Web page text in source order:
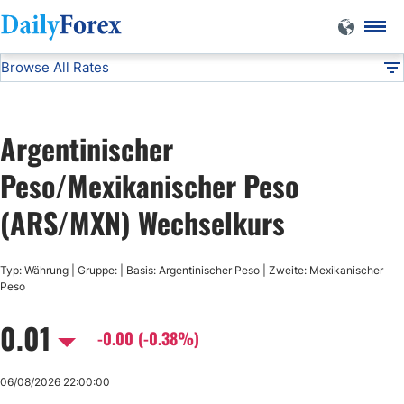
DF Currencies ARS/MXN
Browse All Rates
GBP/USD
USD/CHF
USD/CAD
AUD/USD
Argentinischer
Peso/Mexikanischer Peso
(ARS/MXN) Wechselkurs
Typ: Währung | Gruppe: | Basis: Argentinischer Peso | Zweite: Mexikanischer
Peso
0.01 -0.00 (-0.38%)
06/08/2026 22:00:00